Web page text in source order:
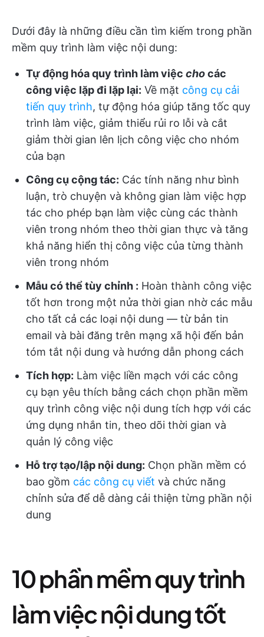
Dưới đây là những điều cần tìm kiếm trong phần
mềm quy trình làm việc nội dung:
Tự động hóa quy trình làm việc chocác
công việc lặp đi lặp lại: Về mặt công cụ cải
tiến quy trình, tự động hóa giúp tăng tốc quy
trình làm việc, giảm thiểu rủi ro lỗi và cắt
giảm thời gian lên lịch công việc cho nhóm
của bạn
Công cụ cộng tác: Các tính năng như bình
luận, trò chuyện và không gian làm việc hợp
tác cho phép bạn làm việc cùng các thành
viên trong nhóm theo thời gian thực và tăng
khả năng hiển thị công việc của từng thành
viên trong nhóm
Mẫu có thể tùy chỉnh : Hoàn thành công việc
tốt hơn trong một nửa thời gian nhờ các mẫu
cho tất cả các loại nội dung — từ bản tin
email và bài đăng trên mạng xã hội đến bản
tóm tắt nội dung và hướng dẫn phong cách
Tích hợp: Làm việc liền mạch với các công
cụ bạn yêu thích bằng cách chọn phần mềm
quy trình công việc nội dung tích hợp với các
ứng dụng nhắn tin, theo dõi thời gian và
quản lý công việc
Hỗ trợ tạo/lập nội dung: Chọn phần mềm có
bao gồm các công cụ viết và chức năng
chỉnh sửa để dễ dàng cải thiện từng phần nội
dung
10 phần mềm quy trình
làm việc nội dung tốt